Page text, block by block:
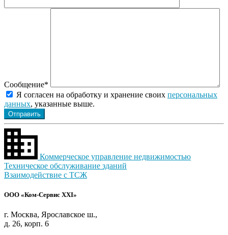
Сообщение*
Я согласен на обработку и хранение своих персональных
данных, указанные выше.
Коммерческое управление недвижимостью
Техническое обслуживание зданий
Взаимодействие с ТСЖ
ООО «Ком-Сервис XXI»
г. Москва, Ярославское ш.,
д. 26, корп. 6